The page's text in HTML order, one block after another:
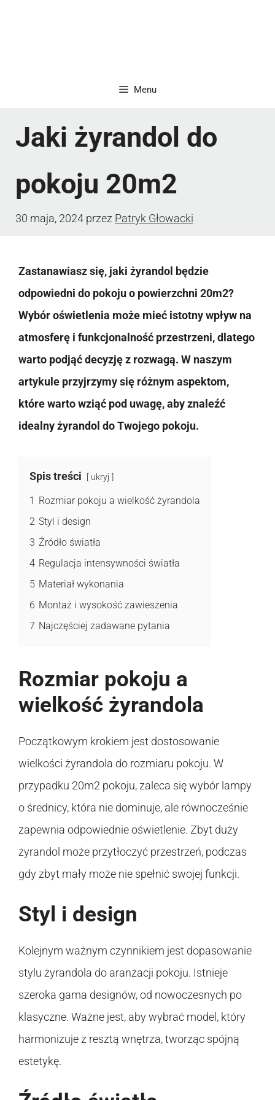
Menu
Jaki żyrandol do
pokoju 20m2
30 maja, 2024 przez Patryk Głowacki
Zastanawiasz się, jaki żyrandol będzie
odpowiedni do pokoju o powierzchni 20m2?
Wybór oświetlenia może mieć istotny wpływ na
atmosferę i funkcjonalność przestrzeni, dlatego
warto podjąć decyzję z rozwagą. W naszym
artykule przyjrzymy się różnym aspektom,
które warto wziąć pod uwagę, aby znaleźć
idealny żyrandol do Twojego pokoju.
Spis treści ukryj
1 Rozmiar pokoju a wielkość żyrandola
2 Styl i design
3 Źródło światła
4 Regulacja intensywności światła
5 Materiał wykonania
6 Montaż i wysokość zawieszenia
7 Najczęściej zadawane pytania
Rozmiar pokoju a
wielkość żyrandola
Początkowym krokiem jest dostosowanie
wielkości żyrandola do rozmiaru pokoju. W
przypadku 20m2 pokoju, zaleca się wybór lampy
o średnicy, która nie dominuje, ale równocześnie
zapewnia odpowiednie oświetlenie. Zbyt duży
żyrandol może przytłoczyć przestrzeń, podczas
gdy zbyt mały może nie spełnić swojej funkcji.
Styl i design
Kolejnym ważnym czynnikiem jest dopasowanie
stylu żyrandola do aranżacji pokoju. Istnieje
szeroka gama designów, od nowoczesnych po
klasyczne. Ważne jest, aby wybrać model, który
harmonizuje z resztą wnętrza, tworząc spójną
estetykę.